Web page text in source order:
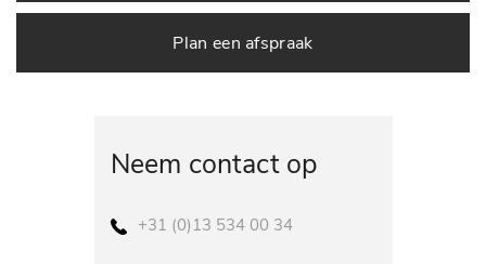
Plan een afspraak
Neem contact op
+31 (0)13 534 00 34